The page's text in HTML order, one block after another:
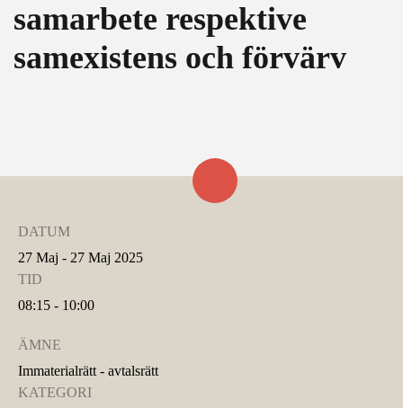
samarbete respektive
samexistens och förvärv
DATUM
27 Maj - 27 Maj 2025
TID
08:15 - 10:00
ÄMNE
Immaterialrätt - avtalsrätt
KATEGORI